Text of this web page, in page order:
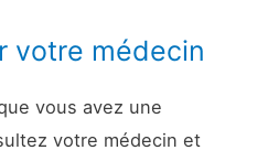
votre médecin
vous avez une
votre médecin et